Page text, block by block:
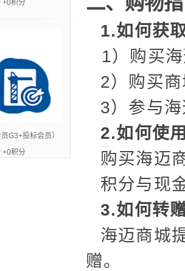
+0积分
G3+投标会员）
+0积分
1.如何获
1）购买
2）购买
3）参与
2.如何使
购买海迈
积分与现
3.如何转
海迈商城
赠。